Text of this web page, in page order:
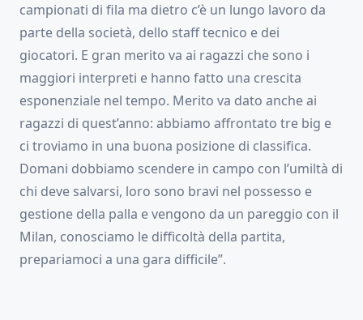
campionati di fila ma dietro c’è un lungo lavoro da
parte della società, dello staff tecnico e dei
giocatori. E gran merito va ai ragazzi che sono i
maggiori interpreti e hanno fatto una crescita
esponenziale nel tempo. Merito va dato anche ai
ragazzi di quest’anno: abbiamo affrontato tre big e
ci troviamo in una buona posizione di classifica.
Domani dobbiamo scendere in campo con l’umiltà di
chi deve salvarsi, loro sono bravi nel possesso e
gestione della palla e vengono da un pareggio con il
Milan, conosciamo le difficoltà della partita,
prepariamoci a una gara difficile”.